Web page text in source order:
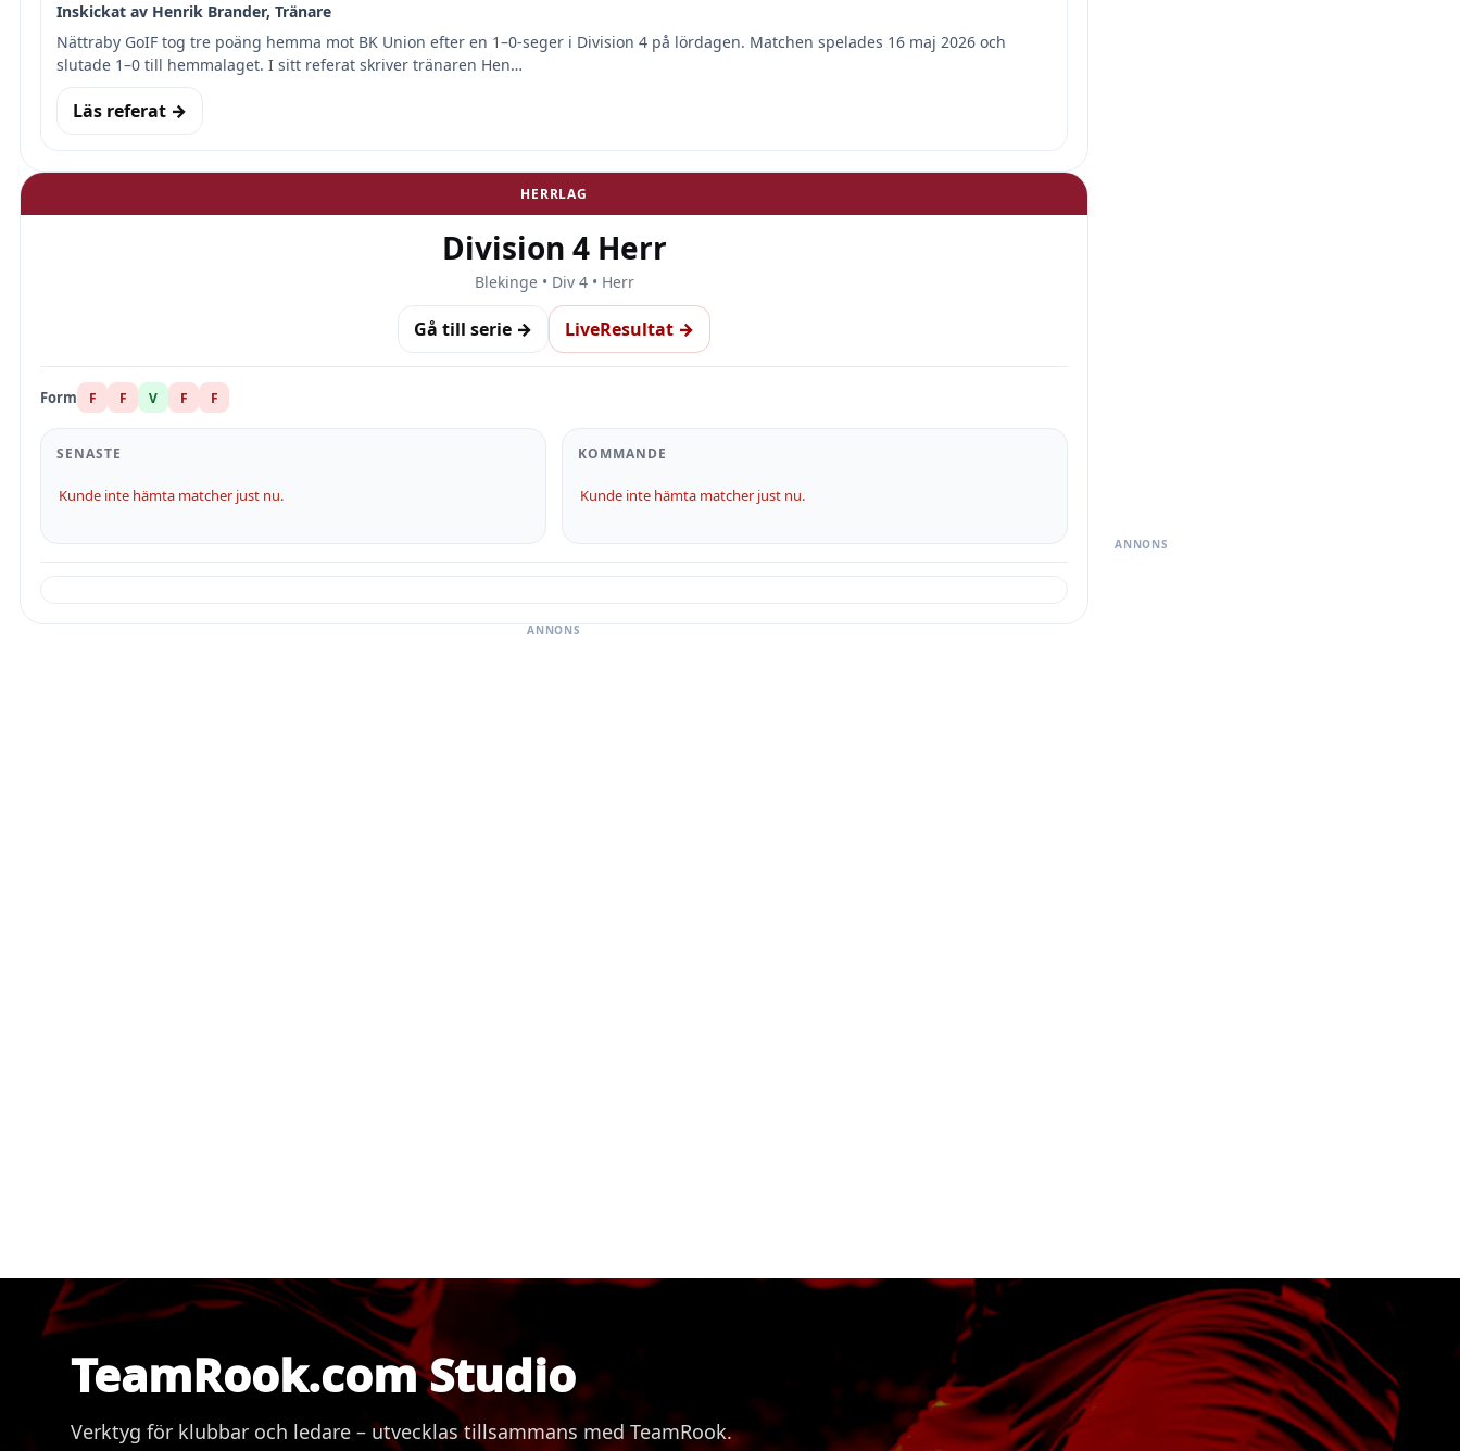
ANNONS
Inskickat av Henrik Brander, Tränare
Nättraby GoIF tog tre poäng hemma mot BK Union efter en 1–0-seger i Division 4 på lördagen. Matchen spelades 16 maj 2026 och
slutade 1–0 till hemmalaget. I sitt referat skriver tränaren Hen…
Läs referat →
HERRLAG
Division 4 Herr
Blekinge • Div 4 • Herr
Gå till serie → LiveResultat →
Form F F V F F
SENASTE
Kunde inte hämta matcher just nu.
KOMMANDE
Kunde inte hämta matcher just nu.
ANNONS
TeamRook.com Studio
Verktyg för klubbar och ledare – utvecklas tillsammans med TeamRook.